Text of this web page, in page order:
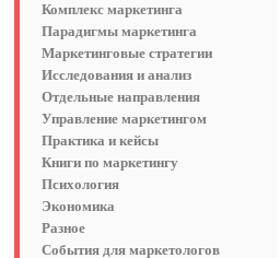
Комплекс маркетинга
Парадигмы маркетинга
Маркетинговые стратегии
Исследования и анализ
Отдельные направления
Управление маркетингом
Практика и кейсы
Книги по маркетингу
Психология
Экономика
Разное
События для маркетологов